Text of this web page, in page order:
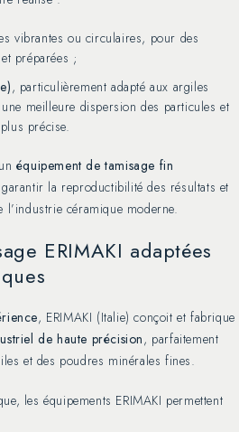
vibrantes ou circulaires, pour des
préparées ;
, particulièrement adapté aux argiles
meilleure dispersion des particules et
précise.
équipement de tamisage fin
la reproductibilité des résultats et
céramique moderne.
ERIMAKI adaptées
, ERIMAKI (Italie) conçoit et fabrique
de haute précision, parfaitement
et des poudres minérales fines.
les équipements ERIMAKI permettent